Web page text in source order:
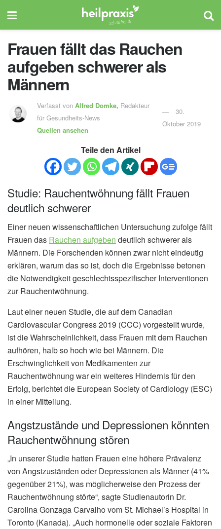
Frauen fällt das Rauchen
aufgeben schwerer als
Männern
Verfasst vonAlfred Domke, Redakteur
für Gesundheits-News
Quellen ansehen
30.
Oktober 2019
Teile den Artikel
Studie: Rauchentwöhnung fällt Frauen
deutlich schwerer
Einer neuen wissenschaftlichen Untersuchung zufolge fällt
Frauen das Rauchen aufgeben deutlich schwerer als
Männern. Die Forschenden können zwar nicht eindeutig
erklären, warum das so ist, doch die Ergebnisse betonen
die Notwendigkeit geschlechtsspezifischer Interventionen
zur Rauchentwöhnung.
Laut einer neuen Studie, die auf dem Canadian
Cardiovascular Congress 2019 (CCC) vorgestellt wurde,
ist die Wahrscheinlichkeit, dass Frauen mit dem Rauchen
aufhören, halb so hoch wie bei Männern. Die
Erschwinglichkeit von Medikamenten zur
Rauchentwöhnung war ein weiteres Hindernis für den
Erfolg, berichtet die European Society of Cardiology (ESC)
in einer Mitteilung.
Angstzustände und Depressionen könnten
Rauchentwöhnung stören
„In unserer Studie hatten Frauen eine höhere Prävalenz
von Angstzuständen oder Depressionen als Männer (41%
gegenüber 21%), was möglicherweise den Prozess der
Rauchentwöhnung störte“, sagte Studienautorin Dr.
Carolina Gonzaga Carvalho vom St. Michael’s Hospital in
Toronto (Kanada). „Auch hormonelle oder soziale Faktoren